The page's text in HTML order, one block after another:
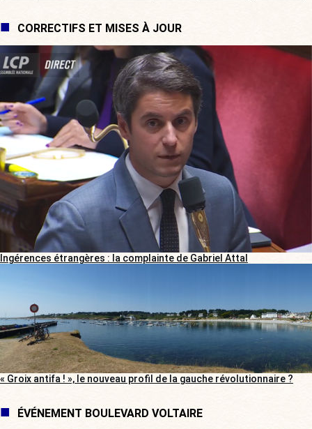
CORRECTIFS ET MISES À JOUR
Ingérences étrangères : la complainte de Gabriel Attal
« Groix antifa ! », le nouveau profil de la gauche révolutionnaire ?
ÉVÉNEMENT BOULEVARD VOLTAIRE